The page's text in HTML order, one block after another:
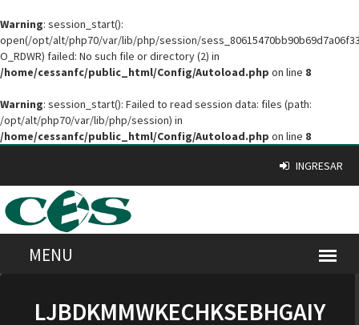
Warning: session_start():
open(/opt/alt/php70/var/lib/php/session/
O_RDWR) failed: No such file or directory (2) in
/home/cessanfc/public_html/Config/Autoload.php on line 8
Warning: session_start(): Failed to read session data: files (path:
/opt/alt/php70/var/lib/php/session) in
/home/cessanfc/public_html/Config/Autoload.php on line 8
INGRESAR
LJBDKMMWKECHKSEBHGAIY